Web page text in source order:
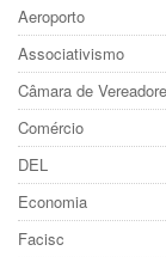
Aeroporto
Associativismo
Câmara de
Comércio
DEL
Economia
Facisc